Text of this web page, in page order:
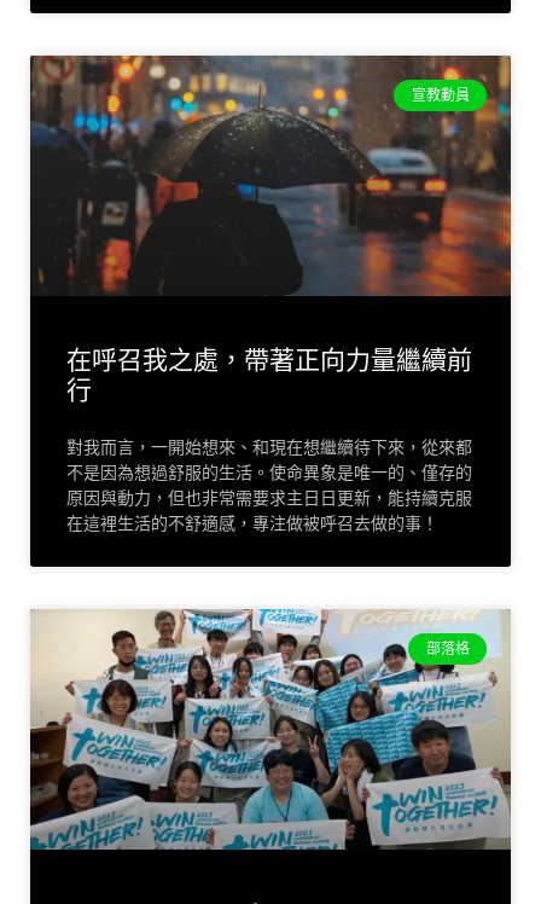
宣教動員
在呼召我之處，帶著正向力量繼續前
行
對我而言，一開始想來、和現在想繼續待下來，從來都
不是因為想過舒服的生活。使命異象是唯一的、僅存的
原因與動力，但也非常需要求主日日更新，能持續克服
在這裡生活的不舒適感，專注做被呼召去做的事！
部落格